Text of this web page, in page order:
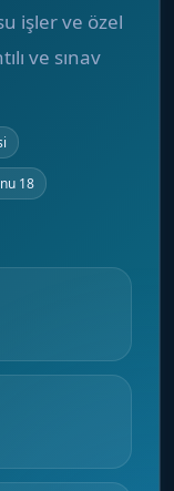
işler ve özel
ve sınav
18